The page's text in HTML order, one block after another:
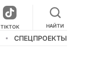
TIKTOK НАЙТИ
СПЕЦПРОЕКТЫ